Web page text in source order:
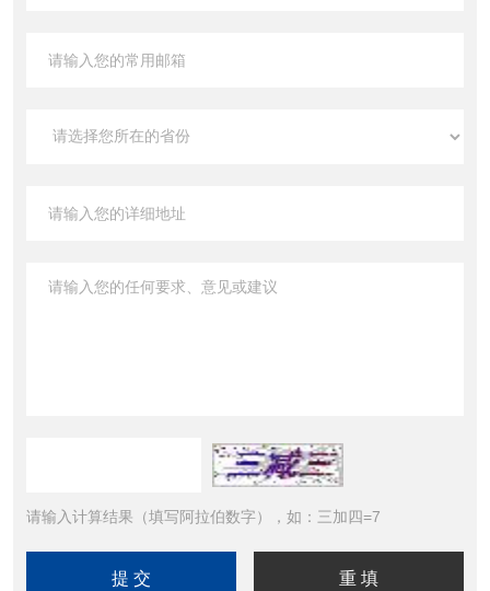
请输入计算结果（填写阿拉伯数字），如：三加四=7